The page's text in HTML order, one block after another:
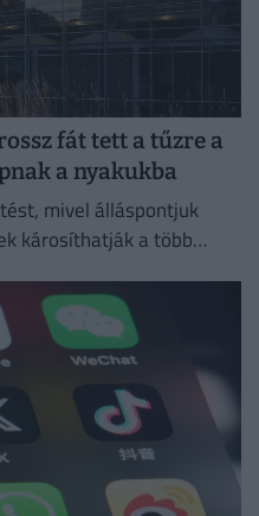
fát tett a tűzre a
a nyakukba
mivel álláspontjuk
károsíthatják a több